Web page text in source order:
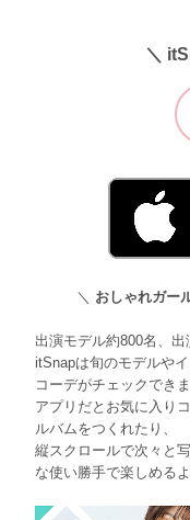
＼
＼ おしゃれガー
出演モデル約800名、出
itSnapは旬のモデルや
コーデがチェックでき
アプリだとお気に入り
ルバムをつくれたり、
縦スクロールで次々と
な使い勝手で楽しめる